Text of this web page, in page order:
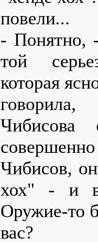
повели...
- Понятно,
той
которая
Чибисов,
хох" - и
Оружие-то
вас?